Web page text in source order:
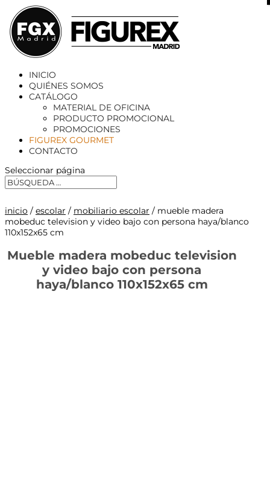
INICIO
QUIÉNES SOMOS
CATÁLOGO
MATERIAL DE OFICINA
PRODUCTO PROMOCIONAL
PROMOCIONES
FIGUREX GOURMET
CONTACTO
Seleccionar página
inicio / escolar / mobiliario escolar / mueble madera
mobeduc television y video bajo con persona haya/blanco
110x152x65 cm
Mueble madera mobeduc television
y video bajo con persona
haya/blanco 110x152x65 cm